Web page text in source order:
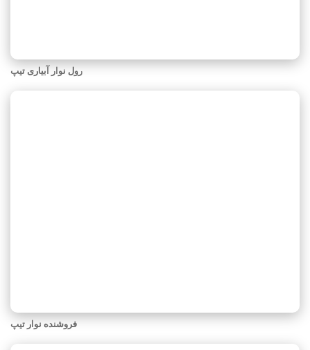
رول نوار آبیاری تیپ
فروشنده نوار تیپ